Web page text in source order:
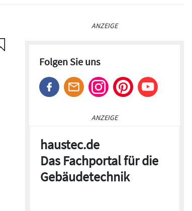
ANZEIGE
Folgen Sie uns
ANZEIGE
haustec.de
Das Fachportal für die
Gebäudetechnik